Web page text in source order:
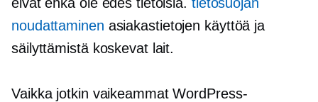
noudattaminen asiakastietojen käyttöä ja
säilyttämistä koskevat lait.
Vaikka jotkin vaikeammat WordPress-